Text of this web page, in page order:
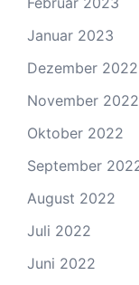
Januar 2023
Dezember 2022
November 2022
Oktober 2022
September
August 2022
Juli 2022
Juni 2022